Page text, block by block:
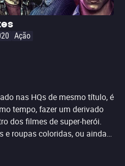
é do competente David
ótimo trabalho emAtômicae
sem o devido crédito neste
Ação
nas HQs de mesmo título, é
tempo, fazer um derivado
dos filmes de super-herói.
e roupas coloridas, ou ainda
salvar o mundo. Aqui, temos
que tenta salvar sua